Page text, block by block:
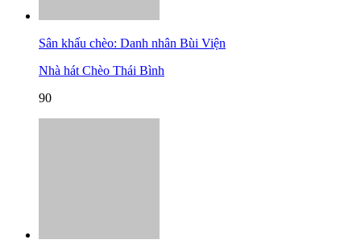
Sân khấu chèo: Danh nhân Bùi Viện
Nhà hát Chèo Thái Bình
90